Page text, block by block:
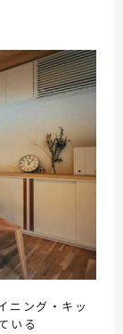
ニング・キッ
いる